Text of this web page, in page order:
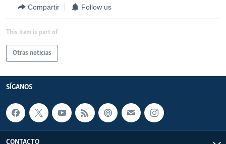
Compartir Follow us
This item is part of
Otras noticias
SÍGANOS
CONTACTO